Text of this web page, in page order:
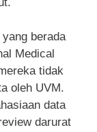
berada
Medical
tidak
oleh UVM.
data
darurat